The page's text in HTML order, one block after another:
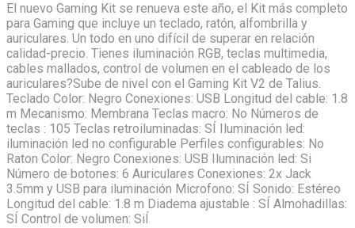
El nuevo Gaming Kit se renueva este año, el Kit más completo
para Gaming que incluye un teclado, ratón, alfombrilla y
auriculares. Un todo en uno difícil de superar en relación
calidad-precio. Tienes iluminación RGB, teclas multimedia,
cables mallados, control de volumen en el cableado de los
auriculares?Sube de nivel con el Gaming Kit V2 de Talius.
Teclado Color: Negro Conexiones: USB Longitud del cable: 1.8
m Mecanismo: Membrana Teclas macro: No Números de
teclas : 105 Teclas retroiluminadas: SÍ Iluminación led:
iluminación led no configurable Perfiles configurables: No
Raton Color: Negro Conexiones: USB Iluminación led: Si
Número de botones: 6 Auriculares Conexiones: 2x Jack
3.5mm y USB para iluminación Microfono: SÍ Sonido: Estéreo
Longitud del cable: 1.8 m Diadema ajustable : SÍ Almohadillas:
SÍ Control de volumen: SiÍ